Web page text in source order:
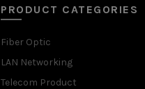
PRODUCT CATEGORIES
Fiber Optic
LAN Networking
Telecom Product